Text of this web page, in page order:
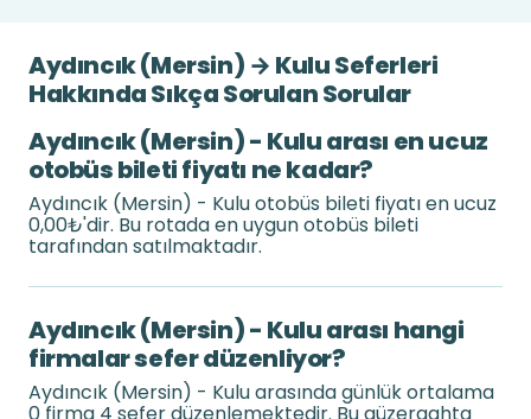
Aydıncık (Mersin) → Kulu Seferleri
Hakkında Sıkça Sorulan Sorular
Aydıncık (Mersin) - Kulu arası en ucuz
otobüs bileti fiyatı ne kadar?
Aydıncık (Mersin) - Kulu otobüs bileti fiyatı en ucuz
0,00₺'dir. Bu rotada en uygun otobüs bileti
tarafından satılmaktadır.
Aydıncık (Mersin) - Kulu arası hangi
firmalar sefer düzenliyor?
Aydıncık (Mersin) - Kulu arasında günlük ortalama